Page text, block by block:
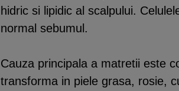
hidric si lipidic al scalpului.
normal sebumul.
Cauza principala a matretii este
transforma in piele grasa, rosie,